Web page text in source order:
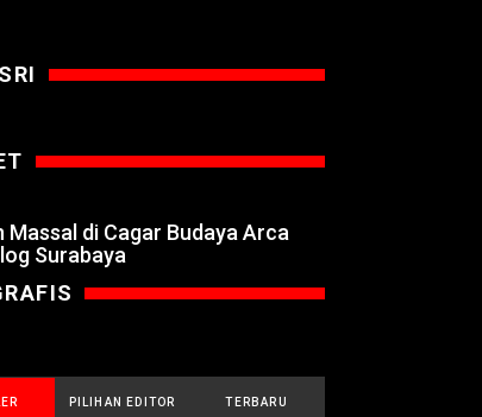
Massal di Cagar Budaya Arca
Surabaya
PILIHAN EDITOR TERBARU